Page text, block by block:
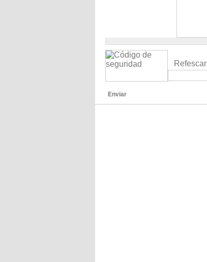
Refescar
Enviar